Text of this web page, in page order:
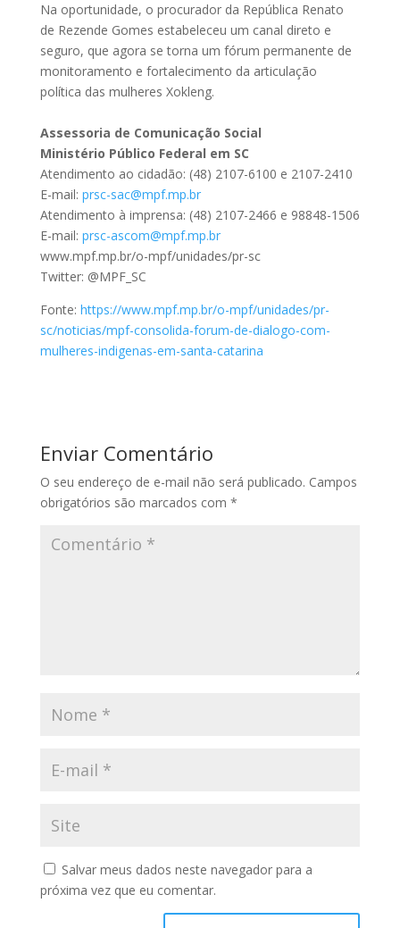
Na oportunidade, o procurador da República Renato
de Rezende Gomes estabeleceu um canal direto e
seguro, que agora se torna um fórum permanente de
monitoramento e fortalecimento da articulação
política das mulheres Xokleng.
Assessoria de Comunicação Social
Ministério Público Federal em SC
Atendimento ao cidadão: (48) 2107-6100 e 2107-2410
E-mail: prsc-sac@mpf.mp.br
Atendimento à imprensa: (48) 2107-2466 e 98848-1506
E-mail: prsc-ascom@mpf.mp.br
www.mpf.mp.br/o-mpf/unidades/pr-sc
Twitter: @MPF_SC
Fonte: https://www.mpf.mp.br/o-mpf/unidades/pr-
sc/noticias/mpf-consolida-forum-de-dialogo-com-
mulheres-indigenas-em-santa-catarina
Enviar Comentário
O seu endereço de e-mail não será publicado. Campos
obrigatórios são marcados com *
Salvar meus dados neste navegador para a
próxima vez que eu comentar.